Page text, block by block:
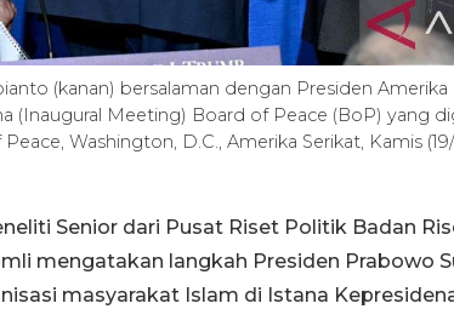
(kanan) bersalaman dengan Presiden
(Inaugural Meeting) Board of Peace (BoP) yang
Washington, D.C., Amerika Serikat, Kamis
Senior dari Pusat Riset Politik Badan
mengatakan langkah Presiden Prabowo
masyarakat Islam di Istana